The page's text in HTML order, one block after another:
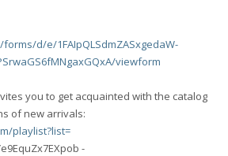
d/e/1FAIpQLSdmZASxgedaW-
viewform
you to get acquainted with the catalog
of new arrivals:
playlist?list=
-